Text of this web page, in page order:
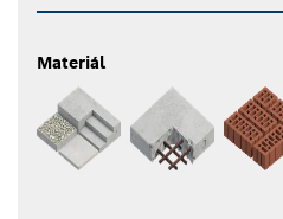
Materiál